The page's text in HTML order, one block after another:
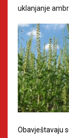
uklanjanje
Obavještavaju